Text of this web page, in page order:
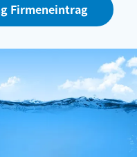
Firmeneintrag